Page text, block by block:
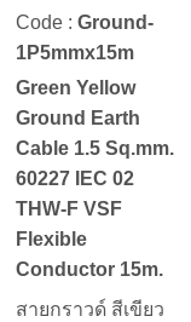
Code : Ground-
1P5mmx15m
Green Yellow
Ground Earth
Cable 1.5 Sq.mm.
60227 IEC 02
THW-F VSF
Flexible
Conductor 15m.
สายกราวด์ สีเขียว